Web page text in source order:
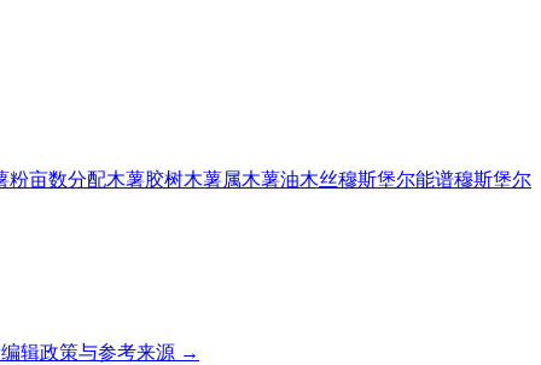
粉亩数分配木薯胶树木薯属木薯油木丝穆斯堡尔能谱穆斯堡尔
辑政策与参考来源 →